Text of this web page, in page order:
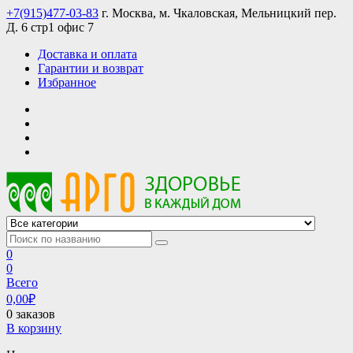
Skip
to
+7(915)477-03-83 г. Москва, м. Чкаловская, Мельницкий пер.
Д. 6 стр1 офис 7
Доставка и оплата
Гарантии и возврат
Избранное
АРГО интернет магазин, доставка в Москве и по всей России
АРГО каталог каталог продукции, официальные цены
0
0
Всего
0,00₽
0 заказов
В корзину